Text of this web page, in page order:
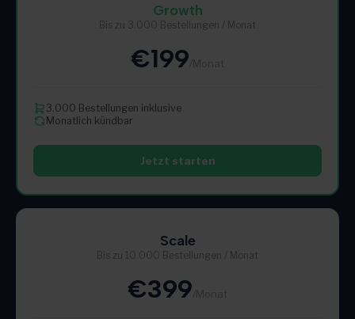
Growth
Bis zu 3.000 Bestellungen / Monat
€199
3.000 Bestellungen inklusive
Monatlich kündbar
Jetzt starten
Scale
Bis zu 10.000 Bestellungen / Monat
€399